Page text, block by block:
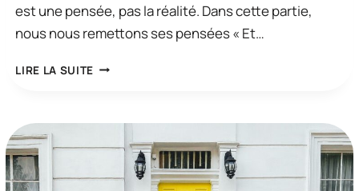
est une pensée, pas la réalité. Dans cette partie,
nous nous remettons ses pensées « Et…
LIRE LA SUITE UNE
VÉRIFICATION